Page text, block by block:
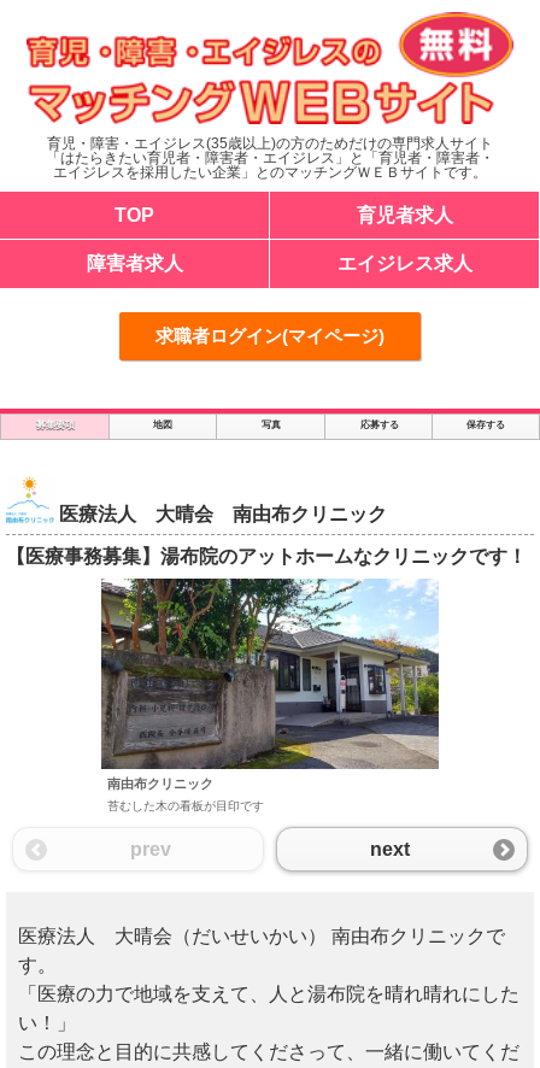
育児・障害・エイジレス(35歳以上)の方のためだけの専門求人サイト
「はたらきたい育児者・障害者・エイジレス」と「育児者・障害者・
エイジレスを採用したい企業」とのマッチングＷＥＢサイトです。
TOP 育児者求人
障害者求人 エイジレス求人
求職者ログイン(マイページ)
募集要項 地図 写真 応募する 保存する
医療法人 大晴会 南由布クリニック
【医療事務募集】湯布院のアットホームなクリニックです！
南由布クリニック
苔むした木の看板が目印です
prev next
医療法人 大晴会（だいせいかい） 南由布クリニックで
す。
「医療の力で地域を支えて、人と湯布院を晴れ晴れにした
い！」
この理念と目的に共感してくださって、一緒に働いてくだ